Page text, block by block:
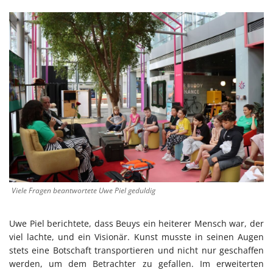
Viele Fragen beantwortete Uwe Piel geduldig
Uwe Piel berichtete, dass Beuys ein heiterer Mensch war, der
viel lachte, und ein Visionär. Kunst musste in seinen Augen
stets eine Botschaft transportieren und nicht nur geschaffen
werden, um dem Betrachter zu gefallen. Im erweiterten